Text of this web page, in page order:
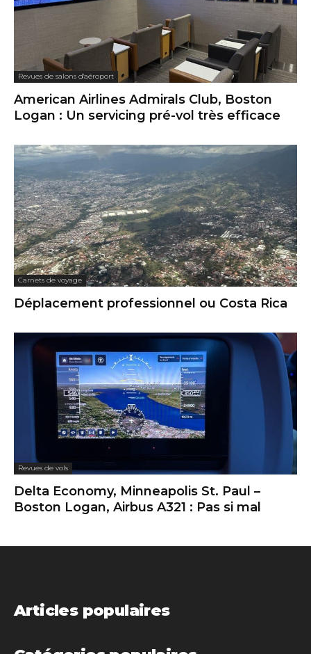
Revues de salons d'aéroport
American Airlines Admirals Club, Boston
Logan : Un servicing pré-vol très efficace
Carnets de voyage
Déplacement professionnel ou Costa Rica
Revues de vols
Delta Economy, Minneapolis St. Paul –
Boston Logan, Airbus A321 : Pas si mal
Articles populaires